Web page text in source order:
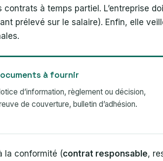
contrats à temps partiel. L’entreprise
prélevé sur le salaire). Enfin, elle
à fournir
d’information, règlement ou décision,
de couverture, bulletin d’adhésion.
la conformité (contrat responsable,